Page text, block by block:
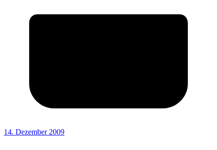
14. Dezember 2009